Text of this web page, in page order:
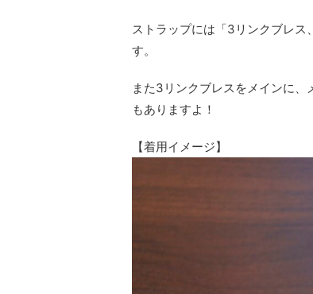
ストラップには「3リンクブレ
す。
また3リンクブレスをメインに
もありますよ！
【着用イメージ】